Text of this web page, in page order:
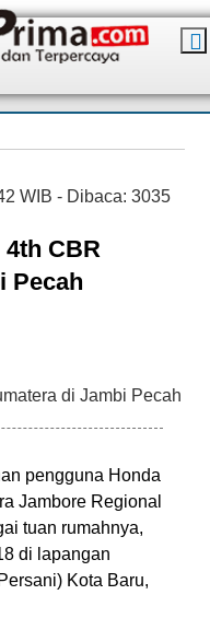
WIB - Dibaca: 3035
CBR
Pecah
pengguna Honda
Jambore Regional
tuan rumahnya,
di lapangan
Kota Baru,